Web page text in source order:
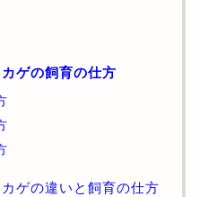
ゲの飼育の仕方
ゲの違いと飼育の仕方